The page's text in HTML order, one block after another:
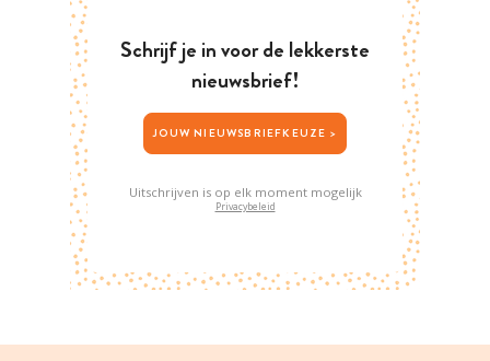
Schrijf je in voor de lekkerste
nieuwsbrief!
JOUW NIEUWSBRIEFKEUZE >
Uitschrijven is op elk moment mogelijk
Privacybeleid